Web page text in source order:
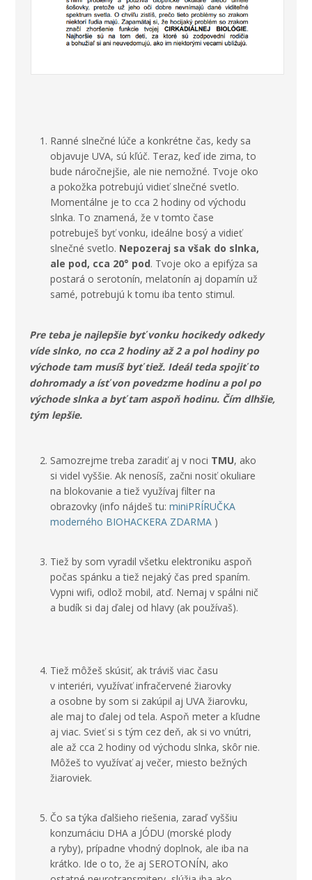
Ranné slnečné lúče a konkrétne čas, kedy sa
objavuje UVA, sú kľúč. Teraz, keď ide zima, to
bude náročnejšie, ale nie nemožné. Tvoje oko
a pokožka potrebujú vidieť slnečné svetlo.
Momentálne je to cca 2 hodiny od východu
slnka. To znamená, že v tomto čase
potrebuješ byť vonku, ideálne bosý a vidieť
slnečné svetlo. Nepozeraj sa však do slnka,
ale pod, cca 20° pod. Tvoje oko a epifýza sa
postará o serotonín, melatonín aj dopamín už
samé, potrebujú k tomu iba tento stimul.
Pre teba je najlepšie byť vonku hocikedy odkedy
víde slnko, no cca 2 hodiny až 2 a pol hodiny po
východe tam musíš byť tiež. Ideál teda spojiť to
dohromady a ísť von povedzme hodinu a pol po
východe slnka a byť tam aspoň hodinu. Čím dlhšie,
tým lepšie.
Samozrejme treba zaradiť aj v noci TMU, ako
si videl vyššie. Ak nenosíš, začni nosiť okuliare
na blokovanie a tiež využívaj filter na
obrazovky (info nájdeš tu:miniPRÍRUČKA
moderného BIOHACKERA ZDARMA )
Tiež by som vyradil všetku elektroniku aspoň
počas spánku a tiež nejaký čas pred spaním.
Vypni wifi, odlož mobil, atď. Nemaj v spálni nič
a budík si daj ďalej od hlavy (ak používaš).
Tiež môžeš skúsiť, ak tráviš viac času
v interiéri, využívať infračervené žiarovky
a osobne by som si zakúpil aj UVA žiarovku,
ale maj to ďalej od tela. Aspoň meter a kľudne
aj viac. Svieť si s tým cez deň, ak si vo vnútri,
ale až cca 2 hodiny od východu slnka, skôr nie.
Môžeš to využívať aj večer, miesto bežných
žiaroviek.
Čo sa týka ďalšieho riešenia, zaraď vyššiu
konzumáciu DHA a JÓDU (morské plody
a ryby), prípadne vhodný doplnok, ale iba na
krátko. Ide o to, že aj SEROTONÍN, ako